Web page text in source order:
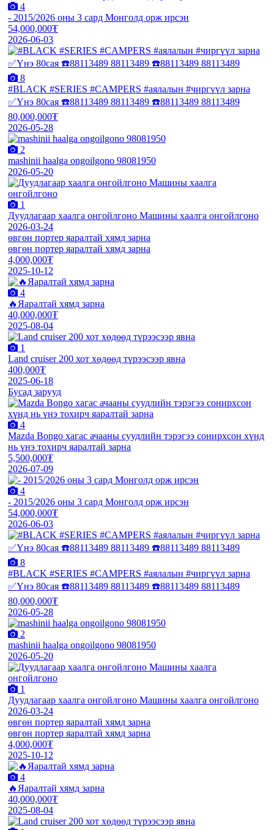
4
- 2015/2026 оны 3 сард Монголд орж ирсэн
54,000,000₮
2026-06-03
8
#BLACK #SERIES #CAMPERS #аялалын #чиргүүл зарна
✅Үнэ 80сая ☎️88113489 88113489 ☎️88113489 88113489
80,000,000₮
2026-05-28
2
mashinii haalga ongoilgono 98081950
2026-05-20
1
Дуудлагаар хаалга онгойлгоно Машины хаалга онгойлгоно
2026-03-24
өвгөн портер яаралтай хямд зарна
өвгөн портер яаралтай хямд зарна
4,000,000₮
2025-10-12
4
🔥Яаралтай хямд зарна
40,000,000₮
2025-08-04
1
Land cruiser 200 хот хөдөөд түрээсээр явна
400,000₮
2025-06-18
Бусад зарууд
4
Mazda Bongo хагас ачааны суудлийн тэрэгээ сонирхсон хүнд
нь үнэ тохирч яаралтай зарна
5,500,000₮
2026-07-09
4
- 2015/2026 оны 3 сард Монголд орж ирсэн
54,000,000₮
2026-06-03
8
#BLACK #SERIES #CAMPERS #аялалын #чиргүүл зарна
✅Үнэ 80сая ☎️88113489 88113489 ☎️88113489 88113489
80,000,000₮
2026-05-28
2
mashinii haalga ongoilgono 98081950
2026-05-20
1
Дуудлагаар хаалга онгойлгоно Машины хаалга онгойлгоно
2026-03-24
өвгөн портер яаралтай хямд зарна
өвгөн портер яаралтай хямд зарна
4,000,000₮
2025-10-12
4
🔥Яаралтай хямд зарна
40,000,000₮
2025-08-04